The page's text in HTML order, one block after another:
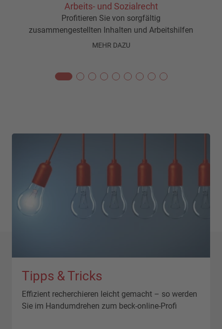
Arbeits- und Sozialrecht
Profitieren Sie von sorgfältig
zusammengestellten Inhalten und Arbeitshilfen
MEHR DAZU
Tipps & Tricks
Effizient recherchieren leicht gemacht – so werden
Sie im Handumdrehen zum beck-online-Profi